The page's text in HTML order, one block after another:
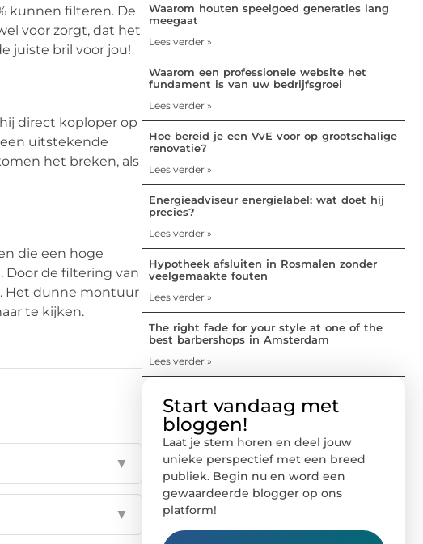
kunnen filteren. De
voor zorgt, dat het
juiste bril voor jou!
direct koploper op
uitstekende
het breken, als
die een hoge
Door de filtering van
Het dunne montuur
te kijken.
▼
▼
Waarom houten speelgoed generaties lang
meegaat
Lees verder »
Waarom een professionele website het
fundament is van uw bedrijfsgroei
Lees verder »
Hoe bereid je een VvE voor op grootschalige
renovatie?
Lees verder »
Energieadviseur energielabel: wat doet hij
precies?
Lees verder »
Hypotheek afsluiten in Rosmalen zonder
veelgemaakte fouten
Lees verder »
The right fade for your style at one of the
best barbershops in Amsterdam
Lees verder »
Start vandaag met
bloggen!
Laat je stem horen en deel jouw
unieke perspectief met een breed
publiek. Begin nu en word een
gewaardeerde blogger op ons
platform!